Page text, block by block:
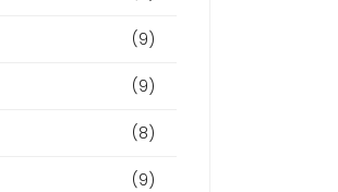
(9)
(9)
(8)
(9)